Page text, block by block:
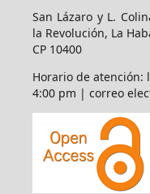
San Lázaro y L.
la Revolución, La
CP 10400
Horario de atención:
4:00 pm | correo